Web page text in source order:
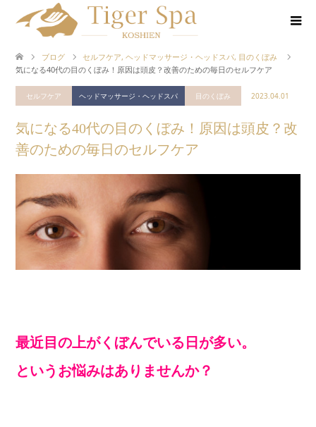
ブログ セルフケア, ヘッドマッサージ・ヘッドスパ, 目のくぼみ
気になる40代の目のくぼみ！原因は頭皮？改善のための毎日のセルフケア
セルフケア ヘッドマッサージ・ヘッドスパ 目のくぼみ 2023.04.01
気になる40代の目のくぼみ！原因は頭皮？改
善のための毎日のセルフケア
最近目の上がくぼんでいる日が多い。
というお悩みはありませんか？